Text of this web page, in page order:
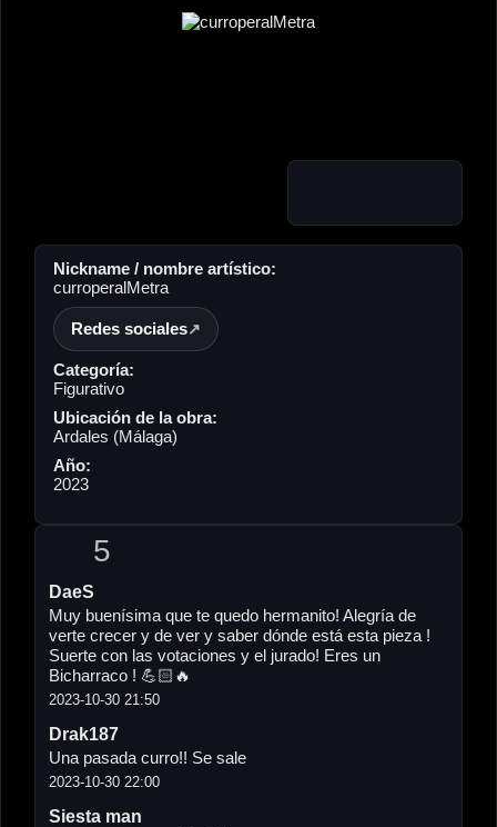
Nickname / nombre artístico:
curroperalMetra
Redes sociales
Categoría:
Figurativo
Ubicación de la obra:
Ardales (Málaga)
Año:
2023
5
DaeS
Muy buenísima que te quedo hermanito! Alegría de
verte crecer y de ver y saber dónde está esta pieza !
Suerte con las votaciones y el jurado! Eres un
Bicharraco ! 💪🏻🔥
2023-10-30 21:50
Drak187
Una pasada curro!! Se sale
2023-10-30 22:00
Siesta man